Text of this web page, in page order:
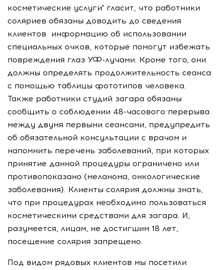
косметические услуги" гласит, что работники
соляриев обязаны доводить до сведения
клиентов информацию об использовании
специальных очков, которые помогут избежать
повреждения глаз УФ-лучами. Кроме того, они
должны определять продолжительность сеанса
с помощью таблицы фототипов человека.
Также работники студий загара обязаны
сообщить о соблюдении 48-часового перерыва
между двумя первыми сеансами, предупредить
об обязательной консультации с врачом и
напомнить перечень заболеваний, при которых
принятие данной процедуры ограничено или
противопоказано (меланома, онкологические
заболевания). Клиенты солярия должны знать,
что при процедурах необходимо пользоваться
косметическими средствами для загара. И,
разумеется, лицам, не достигшим 18 лет,
посещение солярия запрещено.
Под видом рядовых клиентов мы посетили